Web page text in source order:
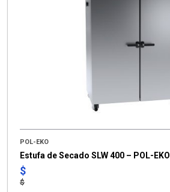
POL-EKO
Estufa de Secado SLW 400 – POL-EKO
$
$